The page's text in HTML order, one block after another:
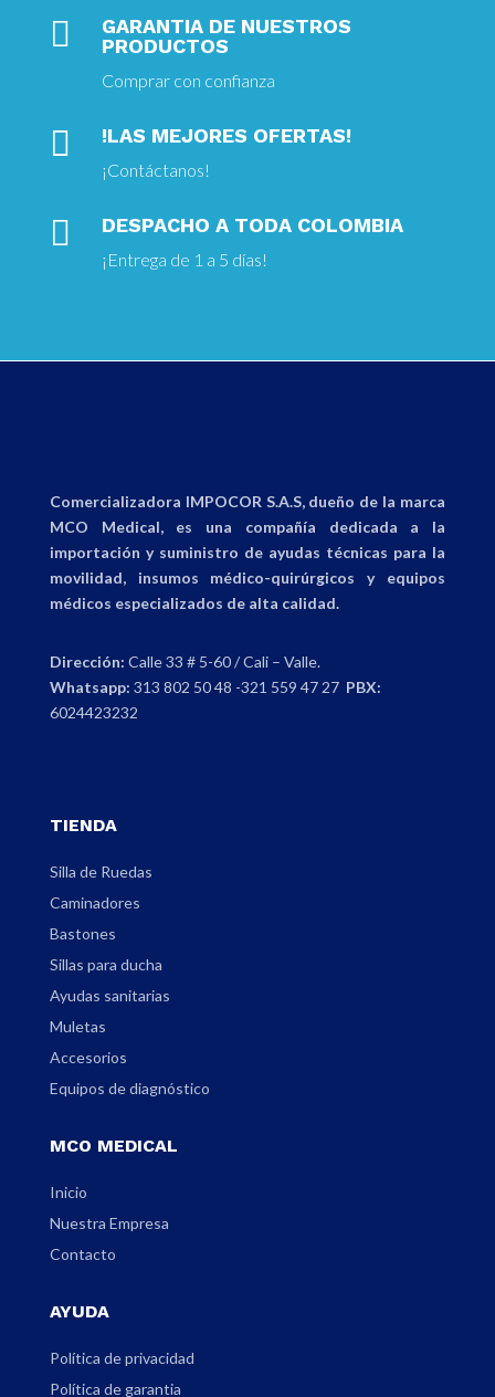

GARANTIA DE NUESTROS
PRODUCTOS
Comprar con confianza
 !LAS MEJORES OFERTAS!
¡Contáctanos!
 DESPACHO A TODA COLOMBIA
¡Entrega de 1 a 5 días!
Comercializadora IMPOCOR S.A.S, dueño de la marca
MCO Medical, es una compañía dedicada a la
importación y suministro de ayudas técnicas para la
movilidad, insumos médico-quirúrgicos y equipos
médicos especializados de alta calidad.
Dirección: Calle 33 # 5-60 / Cali – Valle.
Whatsapp: 313 802 50 48 -321 559 47 27 PBX:
6024423232
TIENDA
Silla de Ruedas
Caminadores
Bastones
Sillas para ducha
Ayudas sanitarias
Muletas
Accesorios
Equipos de diagnóstico
MCO MEDICAL
Inicio
Nuestra Empresa
Contacto
AYUDA
Política de privacidad
Política de garantia